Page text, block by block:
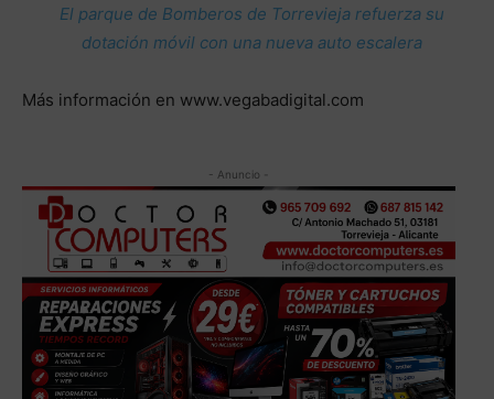
El parque de Bomberos de Torrevieja refuerza su
dotación móvil con una nueva auto escalera
Más información en www.vegabadigital.com
- Anuncio -